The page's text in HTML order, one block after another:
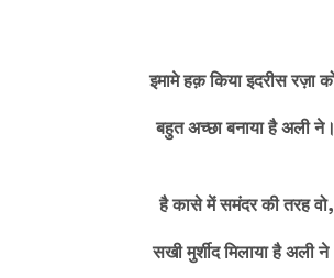
इमामे हक़ किया इदरीस रज़ा
बहुत अच्छा बनाया है अली ने।
है कासे में समंदर की तरह वो,
सखी मुर्शीद मिलाया है अली